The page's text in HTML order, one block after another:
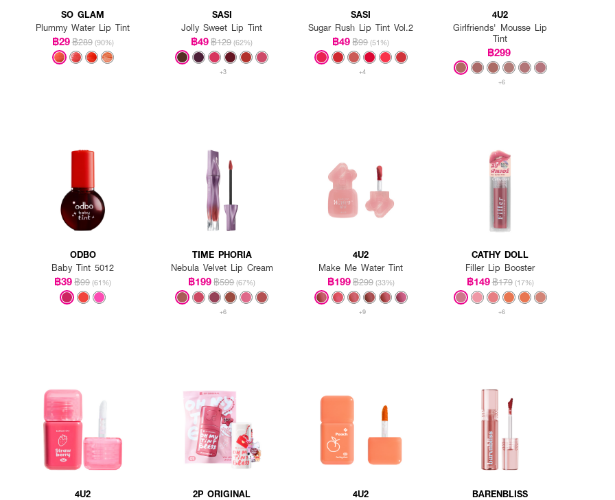
SO GLAM
Plummy Water Lip Tint
฿29฿289 (90%)
SASI
Jolly Sweet Lip Tint
฿49฿129 (62%)
+3
SASI
Sugar Rush Lip Tint Vol.2
฿49฿99 (51%)
+4
4U2
Girlfriends' Mousse Lip
Tint
฿299
+6
ODBO
Baby Tint 5012
฿39฿99 (61%)
TIME PHORIA
Nebula Velvet Lip Cream
฿199฿599 (67%)
+6
4U2
Make Me Water Tint
฿199฿299 (33%)
+9
CATHY DOLL
Filler Lip Booster
฿149฿179 (17%)
+6
4U2 2P ORIGINAL 4U2 BARENBLISS